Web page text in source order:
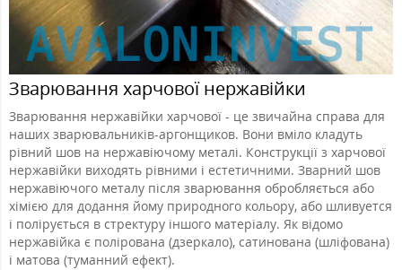
Зварювання харчової нержавійки
Зварювання нержавійки харчової - це звичайна справа для
наших зварювальників-аргонщиков. Вони вміло кладуть
рівний шов на нержавіючому металі. Конструкції з харчової
нержавійки виходять рівними і естетичними. Зварний шов
нержавіючого металу після зварювання обробляється або
хімією для додання йому природного кольору, або шливуется
і полірується в стректуру іншого матеріалу. Як відомо
нержавійка є полірована (дзеркало), сатинована (шліфована)
і матова (туманний ефект).